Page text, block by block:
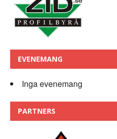
EVENEMANG
Inga evenemang
PARTNERS